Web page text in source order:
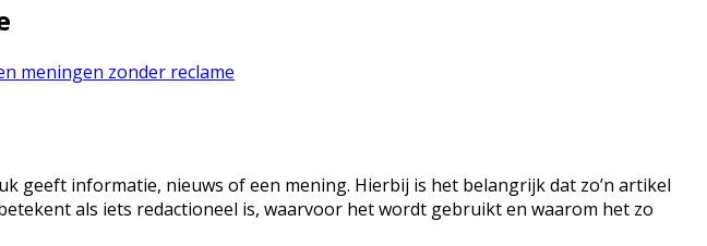
meningen zonder reclame
geeft informatie, nieuws of een mening. Hierbij is het belangrijk dat zo’n artikel
als iets redactioneel is, waarvoor het wordt gebruikt en waarom het zo